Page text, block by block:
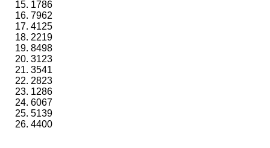
1786
7962
4125
2219
8498
3123
3541
2823
1286
6067
5139
4400